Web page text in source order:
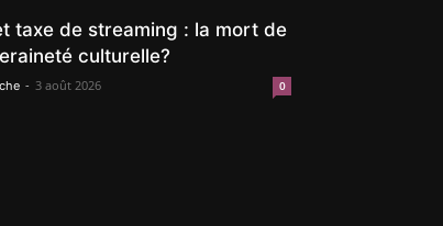
taxe de streaming : la mort de
culturelle?
- 3 août 2026 0